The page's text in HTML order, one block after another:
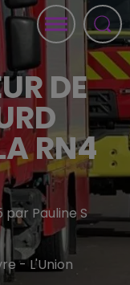
DE
RN4
par Pauline S
- L'Union